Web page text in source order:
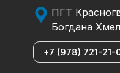
ПГТ
Богдана
+7 (978) 721-21-